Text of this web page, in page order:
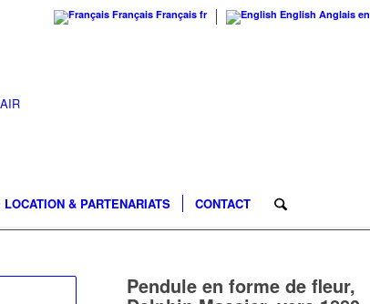
Français Français fr English Anglais en
LOCATION & PARTENARIATS CONTACT
Pendule en forme de fleur,